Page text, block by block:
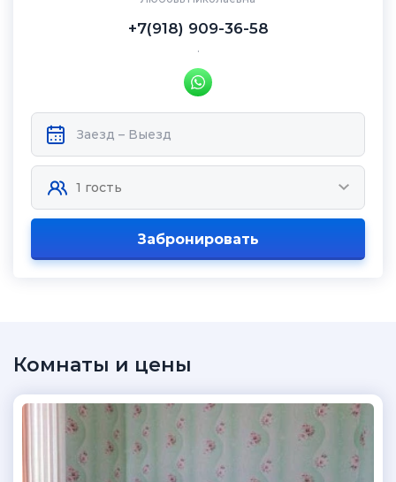
+7(918) 909-36-58
.
Забронировать
Комнаты и цены